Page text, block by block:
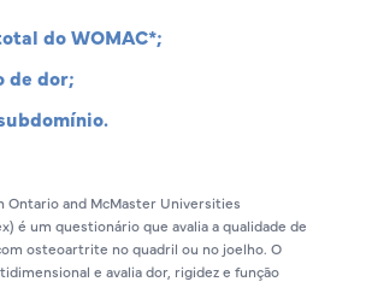
do WOMAC*;
de dor;
Ontario and McMaster Universities
é um questionário que avalia a qualidade de
osteoartrite no quadril ou no joelho. O
e avalia dor, rigidez e função